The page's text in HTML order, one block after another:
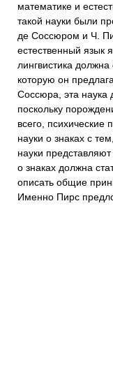
математике и
такой науки были
де Соссюром и Ч.
естественный язык
лингвистика
которую он
Соссюра, эта наука
поскольку
всего, психические
науки о знаках с
науки
о знаках должна
описать общие
Именно Пирс